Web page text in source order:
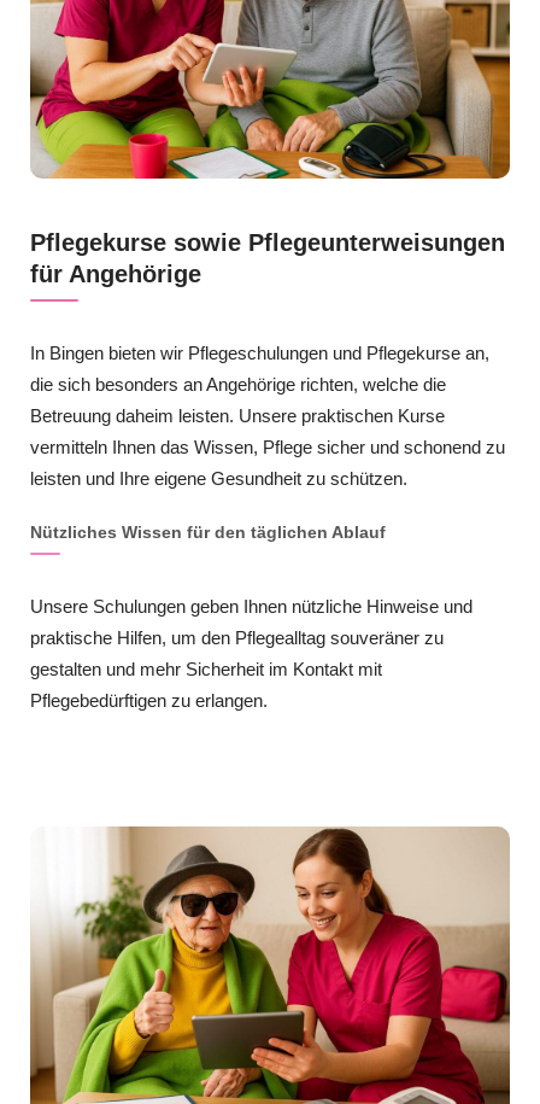
Pflegekurse sowie Pflegeunterweisungen
für Angehörige
In Bingen bieten wir Pflegeschulungen und Pflegekurse an,
die sich besonders an Angehörige richten, welche die
Betreuung daheim leisten. Unsere praktischen Kurse
vermitteln Ihnen das Wissen, Pflege sicher und schonend zu
leisten und Ihre eigene Gesundheit zu schützen.
Nützliches Wissen für den täglichen Ablauf
Unsere Schulungen geben Ihnen nützliche Hinweise und
praktische Hilfen, um den Pflegealltag souveräner zu
gestalten und mehr Sicherheit im Kontakt mit
Pflegebedürftigen zu erlangen.